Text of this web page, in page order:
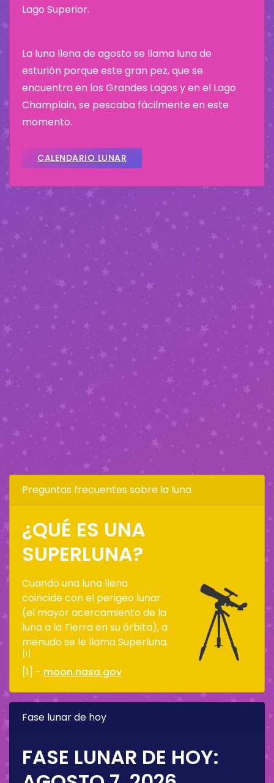
Lago Superior.
La luna llena de agosto se llama luna de
esturión porque este gran pez, que se
encuentra en los Grandes Lagos y en el Lago
Champlain, se pescaba fácilmente en este
momento.
CALENDARIO LUNAR
Preguntas frecuentes sobre la luna
¿QUÉ ES UNA
SUPERLUNA?
Cuando una luna llena
coincide con el perigeo lunar
(el mayor acercamiento de la
luna a la Tierra en su órbita), a
menudo se le llama Superluna.
[1]
[1] - moon.nasa.gov
Fase lunar de hoy
FASE LUNAR DE HOY: